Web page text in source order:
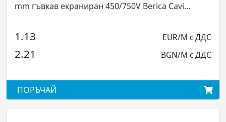
mm гъвкав екраниран 450/750V Berica Cavi...
1.13 EUR/M с ДДС
2.21 BGN/M с ДДС
ПОРЪЧАЙ